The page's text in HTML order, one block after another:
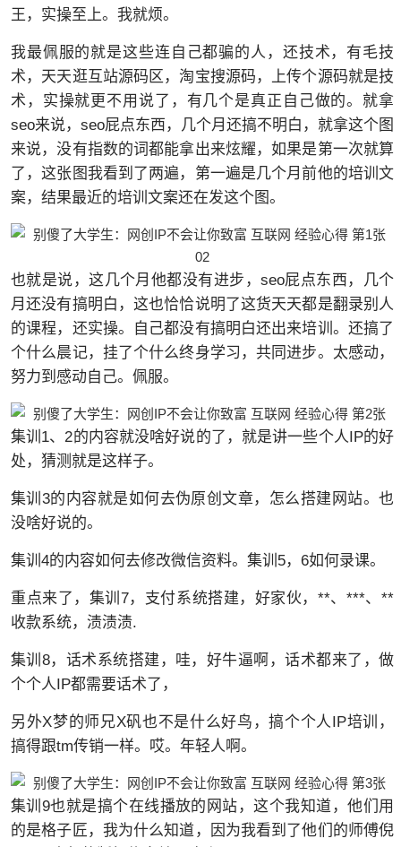
王，实操至上。我就烦。
我最佩服的就是这些连自己都骗的人，还技术，有毛技
术，天天逛互站源码区，淘宝搜源码，上传个源码就是技
术，实操就更不用说了，有几个是真正自己做的。就拿
seo来说，seo屁点东西，几个月还搞不明白，就拿这个图
来说，没有指数的词都能拿出来炫耀，如果是第一次就算
了，这张图我看到了两遍，第一遍是几个月前他的培训文
案，结果最近的培训文案还在发这个图。
02
也就是说，这几个月他都没有进步，seo屁点东西，几个
月还没有搞明白，这也恰恰说明了这货天天都是翻录别人
的课程，还实操。自己都没有搞明白还出来培训。还搞了
个什么晨记，挂了个什么终身学习，共同进步。太感动，
努力到感动自己。佩服。
集训1、2的内容就没啥好说的了，就是讲一些个人IP的好
处，猜测就是这样子。
集训3的内容就是如何去伪原创文章，怎么搭建网站。也
没啥好说的。
集训4的内容如何去修改微信资料。集训5，6如何录课。
重点来了，集训7，支付系统搭建，好家伙，**、***、**
收款系统，渍渍渍.
集训8，话术系统搭建，哇，好牛逼啊，话术都来了，做
个个人IP都需要话术了，
另外X梦的师兄X矾也不是什么好鸟，搞个个人IP培训，
搞得跟tm传销一样。哎。年轻人啊。
集训9也就是搞个在线播放的网站，这个我知道，他们用
的是格子匠，我为什么知道，因为我看到了他们的师傅倪